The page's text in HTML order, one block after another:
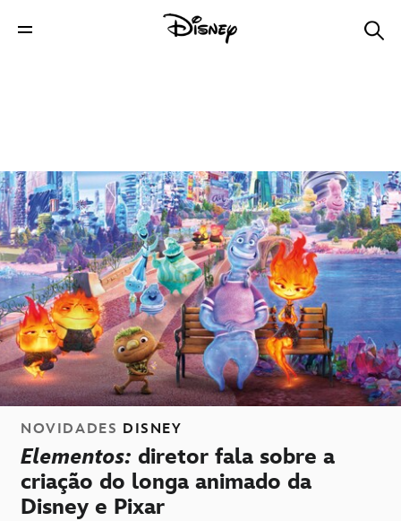
NOVIDADES DISNEY
Elementos: diretor fala sobre a
criação do longa animado da
Disney e Pixar